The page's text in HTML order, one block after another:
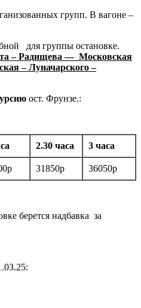
групп. В вагоне –
для группы остановке.
– Радищева — Московская
– Луначарского –
ост. Фрунзе.:
2.30 часа 3 часа
31850р 36050р
берется надбавка за